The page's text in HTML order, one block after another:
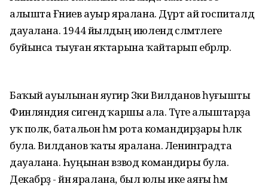
алышта Ғәниев ауыр яралана. Дүрт ай госпиталдә
дауалана. 1944 йылдың июлендә сәләмәтлеге
буйынса тыуған яҡтарына ҡайтарып ебәрәләр.
Баҡый ауылынан яугир Зәки Вилданов һуғышты
Финляндия сигендә ҡаршы ала. Тәүге алыштарҙа
уҡ полк, батальон һәм рота командирҙары һәләк
була. Вилданов ҡаты яралана. Ленинградта
дауалана. Һуңынан взвод командиры була.
Декабрҙә - йәнә яралана, был юлы ике аяғы һәм